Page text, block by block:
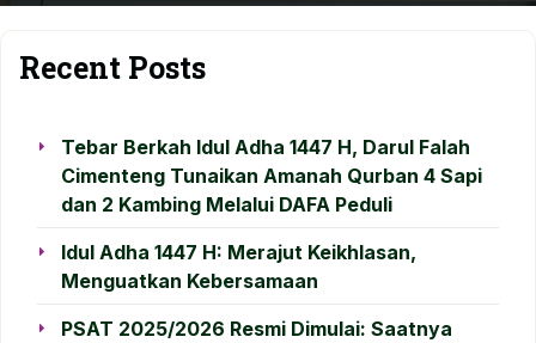
Recent Posts
Tebar Berkah Idul Adha 1447 H, Darul Falah
Cimenteng Tunaikan Amanah Qurban 4 Sapi
dan 2 Kambing Melalui DAFA Peduli
Idul Adha 1447 H: Merajut Keikhlasan,
Menguatkan Kebersamaan
PSAT 2025/2026 Resmi Dimulai: Saatnya